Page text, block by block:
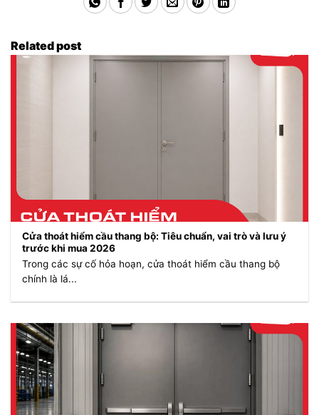
Related post
Cửa thoát hiểm cầu thang bộ: Tiêu chuẩn, vai trò và lưu ý
trước khi mua 2026
Trong các sự cố hỏa hoạn, cửa thoát hiểm cầu thang bộ
chính là lá...